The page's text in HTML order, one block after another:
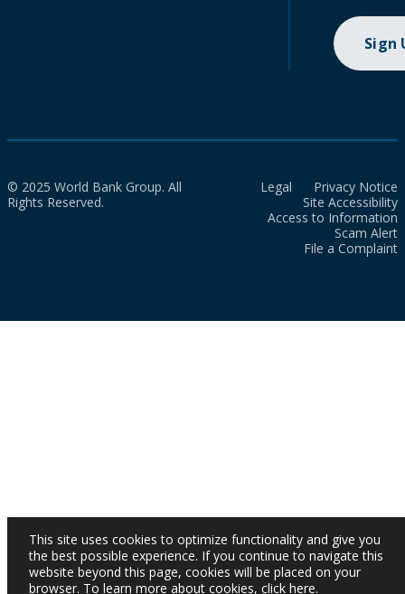
Sign
© 2025 World Bank Group. All
Rights Reserved.
Legal
Privacy Notice
Site Accessibility
Access to Information
Scam Alert
File a Complaint
This site uses cookies to optimize functionality and give you
the best possible experience. If you continue to navigate this
website beyond this page, cookies will be placed on your
browser. To learn more about cookies, click here.